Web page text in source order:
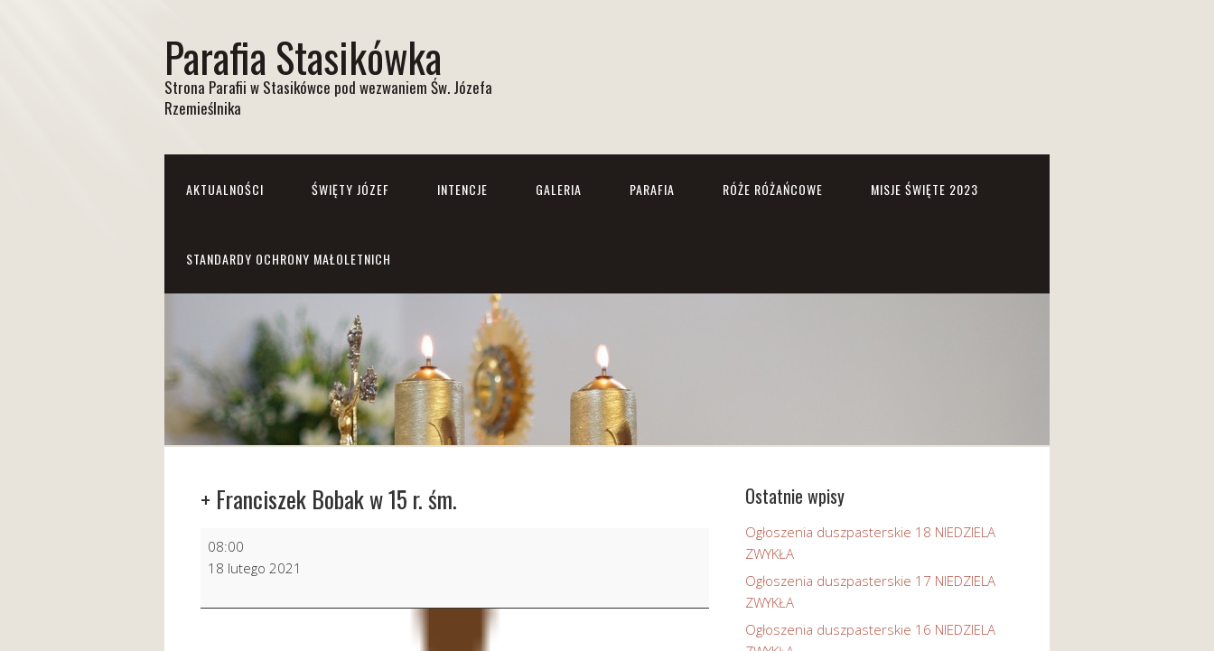
Parafia Stasikówka
Strona Parafii w Stasikówce pod wezwaniem Św. Józefa
Rzemieślnika
AKTUALNOŚCI ŚWIĘTY JÓZEF INTENCJE GALERIA PARAFIA RÓŻE RÓŻAŃCOWE MISJE ŚWIĘTE 2023
STANDARDY OCHRONY MAŁOLETNICH
+ Franciszek Bobak w 15 r. śm.
Franciszek
w
08:00
18 lutego 2021
Ostatnie wpisy
Ogłoszenia duszpasterskie 18 NIEDZIELA
ZWYKŁA
Ogłoszenia duszpasterskie 17 NIEDZIELA
ZWYKŁA
Ogłoszenia duszpasterskie 16 NIEDZIELA